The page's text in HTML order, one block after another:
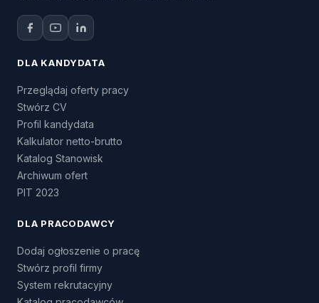
DLA KANDYDATA
Przeglądaj oferty pracy
Stwórz CV
Profil kandydata
Kalkulator netto-brutto
Katalog Stanowisk
Archiwum ofert
PIT 2023
DLA PRACODAWCY
Dodaj ogłoszenie o pracę
Stwórz profil firmy
System rekrutacyjny